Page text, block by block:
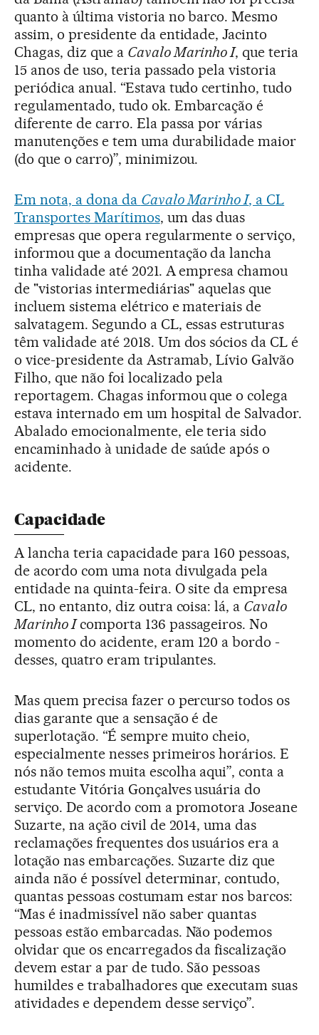
quanto à última vistoria no barco. Mesmo
assim, o presidente da entidade, Jacinto
Chagas, diz que a Cavalo Marinho I, que teria
15 anos de uso, teria passado pela vistoria
periódica anual. “Estava tudo certinho, tudo
regulamentado, tudo ok. Embarcação é
diferente de carro. Ela passa por várias
manutenções e tem uma durabilidade maior
(do que o carro)”, minimizou.
Em nota, a dona da Cavalo Marinho I, a CL
Transportes Marítimos, um das duas
empresas que opera regularmente o serviço,
informou que a documentação da lancha
tinha validade até 2021. A empresa chamou
de "vistorias intermediárias" aquelas que
incluem sistema elétrico e materiais de
salvatagem. Segundo a CL, essas estruturas
têm validade até 2018. Um dos sócios da CL é
o vice-presidente da Astramab, Lívio Galvão
Filho, que não foi localizado pela
reportagem. Chagas informou que o colega
estava internado em um hospital de Salvador.
Abalado emocionalmente, ele teria sido
encaminhado à unidade de saúde após o
acidente.
Capacidade
A lancha teria capacidade para 160 pessoas,
de acordo com uma nota divulgada pela
entidade na quinta-feira. O site da empresa
CL, no entanto, diz outra coisa: lá, a Cavalo
Marinho Icomporta 136 passageiros. No
momento do acidente, eram 120 a bordo -
desses, quatro eram tripulantes.
Mas quem precisa fazer o percurso todos os
dias garante que a sensação é de
superlotação. “É sempre muito cheio,
especialmente nesses primeiros horários. E
nós não temos muita escolha aqui”, conta a
estudante Vitória Gonçalves usuária do
serviço. De acordo com a promotora Joseane
Suzarte, na ação civil de 2014, uma das
reclamações frequentes dos usuários era a
lotação nas embarcações. Suzarte diz que
ainda não é possível determinar, contudo,
quantas pessoas costumam estar nos barcos:
“Mas é inadmissível não saber quantas
pessoas estão embarcadas. Não podemos
olvidar que os encarregados da fiscalização
devem estar a par de tudo. São pessoas
humildes e trabalhadores que executam suas
atividades e dependem desse serviço”.